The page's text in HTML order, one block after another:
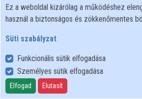
"Aludj szépen..." – éjszakai üzemmód
1 212 megtekintés
Ez a weboldal kizárólag a működéshez
használ a biztonságos és zökkenőmentes
Süti szabályzat
Funkcionális sütik elfogadása
Személyes sütik elfogadása
Elfogad Elutasít